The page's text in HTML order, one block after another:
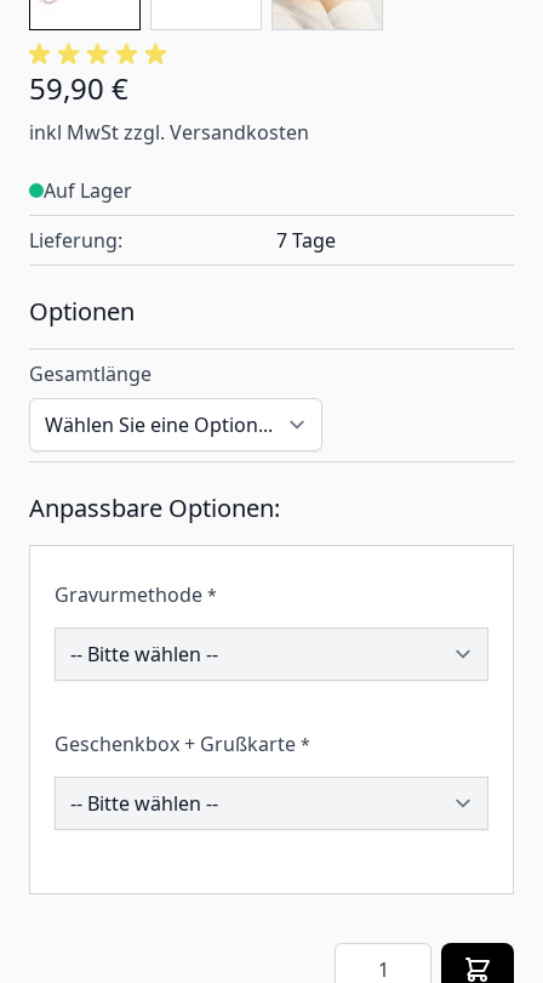
Ab:
59,90 €
inkl MwSt zzgl. Versandkosten
Auf Lager
Lieferung:
7 Tage
Optionen
Gesamtlänge
Anpassbare Optionen:
Gravurmethode *
193602
Geschenkbox + Grußkarte *
259280
Menge